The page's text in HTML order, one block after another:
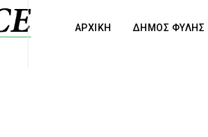
ΑΡΧΙΚΗ ΔΗΜΟΣ ΦΥΛΗΣ